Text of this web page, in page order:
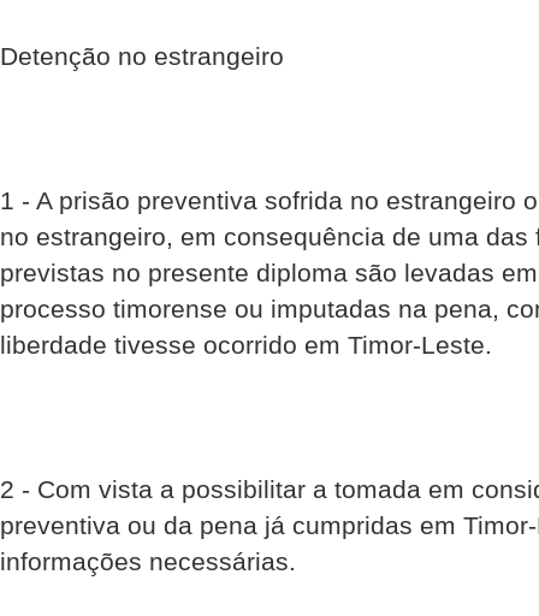
Detenção no estrangeiro
1 - A prisão preventiva sofrida no estrangeiro
no estrangeiro, em consequência de uma
previstas no presente diploma são levadas
processo timorense ou imputadas na pena,
liberdade tivesse ocorrido em Timor-Leste.
2 - Com vista a possibilitar a tomada em
preventiva ou da pena já cumpridas em
informações necessárias.